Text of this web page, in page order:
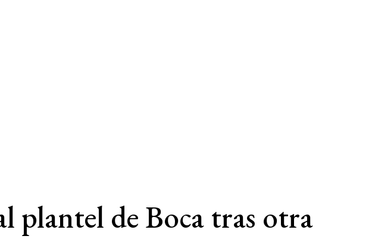
plantel de Boca tras otra